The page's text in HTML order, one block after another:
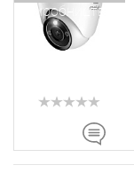
виробництва